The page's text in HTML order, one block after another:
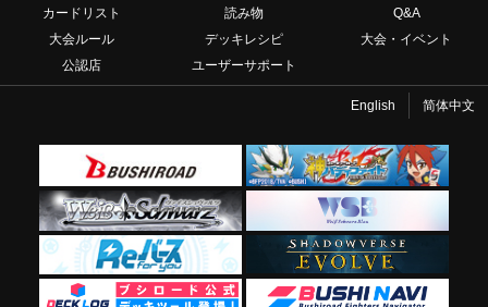
カードリスト
読み物
Q&A
大会ルール
デッキレシピ
大会・イベント
公認店
ユーザーサポート
English 简体中文